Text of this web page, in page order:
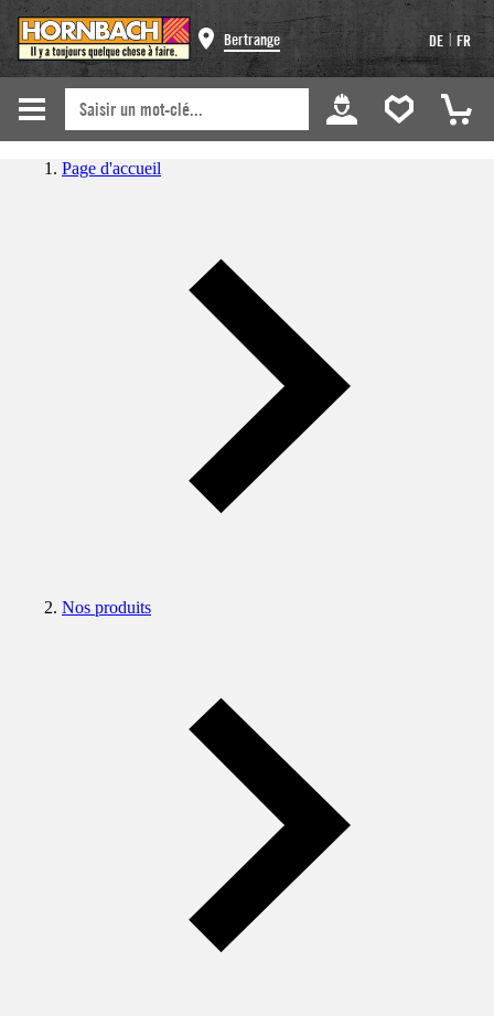
Bertrange DE | FR
Page d'accueil
Nos produits